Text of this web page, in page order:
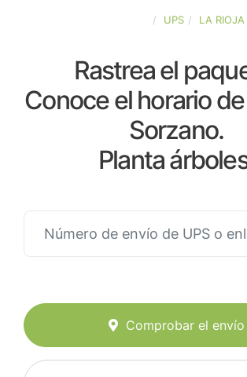
UPS LA RIOJA
Rastrea el
Conoce el horario
Sorzano.
Planta
Comprobar el envío